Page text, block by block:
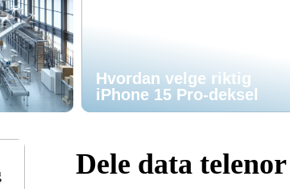
Hvordan velge riktig
iPhone 15 Pro-deksel
Dele data telenor